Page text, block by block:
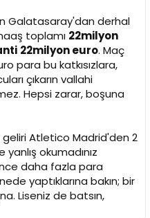
Galatasaray'dan derhal
toplamı 22milyon
22milyon euro. Maç
para bu katkısızlara,
çıkarın vallahi
Hepsi zarar, boşuna
Atletico Madrid'den 2
okumadınız
daha fazla para
yaptıklarına bakın; bir
Liseniz de batsın,